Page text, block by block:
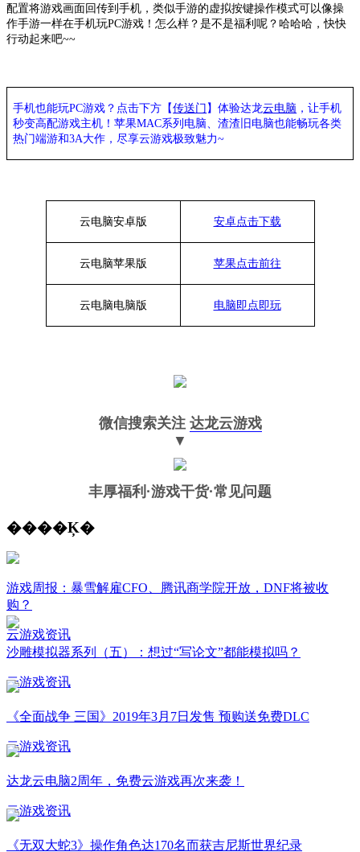
配置将游戏画面回传到手机，类似手游的虚拟按键操作模式可以像操
作手游一样在手机玩PC游戏！怎么样？是不是福利呢？哈哈哈，快快
行动起来吧~~
手机也能玩PC游戏？点击下方【传送门 】体验达龙云电脑 ，让手机
秒变高配游戏主机 ！苹果MAC系列电脑、渣渣旧电脑也能畅玩各类
热门端游和3A大作， 尽享云游戏极致魅力~
云电脑安卓版 安卓点击下载
云电脑苹果版 苹果点击前往
云电脑电脑版 电脑即点即玩
微信搜索关注 达龙云游戏
▼
丰厚福利 ·游戏干货·常见问题
����Ķ�
游戏周报：暴雪解雇CFO、腾讯商学院开放，DNF将被收
购？
云游戏资讯
沙雕模拟器系列（五）：想过“写论文”都能模拟吗？
云游戏资讯
《全面战争 三国》2019年3月7日发售 预购送免费DLC
云游戏资讯
达龙云电脑2周年，免费云游戏再次来袭！
云游戏资讯
《无双大蛇3》操作角色达170名而获吉尼斯世界纪录